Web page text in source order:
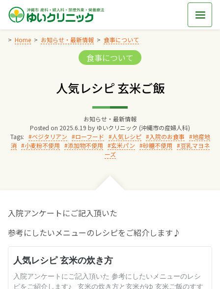
Skip
content
Home お知らせ・最新情報 食事について
Categories:
食事について
人気レシピ 玄米ご飯
お知らせ・最新情報
Posted on 2025.6.19 by ゆいクリニック (沖縄市の産婦人科)
Tags:
ベジタリアン ローフード 人気レシピ 入院のお食事
地産地
消
小麦粉不使用 添加物不使用 玄米パン 砂糖不使用
豆乳マヨネ
ーズ
入院アンケートにご記入頂いた
参考にしたいメニューのレシピをご紹介します♪
院長からのごあいさつ
ゆいクリニックの経営理念
診療料金
妊婦健診
お産について
親と子の結びつき支援